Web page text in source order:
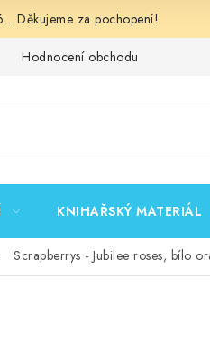
Děkujeme za pochopení!
Hodnocení obchodu
KNIHAŘSKÝ MATERIÁL
Scrapberrys - Jubilee roses, bílo